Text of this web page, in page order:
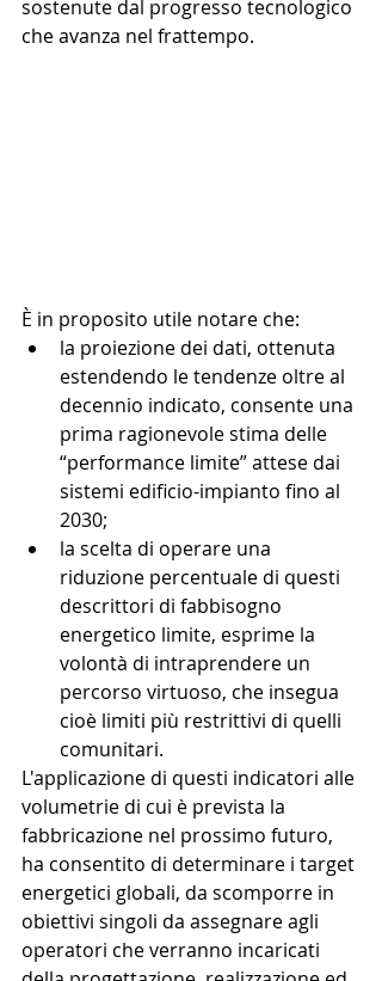
sostenute dal progresso tecnologico
che avanza nel frattempo.
È in proposito utile notare che:
la proiezione dei dati, ottenuta
estendendo le tendenze oltre al
decennio indicato, consente una
prima ragionevole stima delle
“performance limite” attese dai
sistemi edificio-impianto fino al
2030;
la scelta di operare una
riduzione percentuale di questi
descrittori di fabbisogno
energetico limite, esprime la
volontà di intraprendere un
percorso virtuoso, che insegua
cioè limiti più restrittivi di quelli
comunitari.
L'applicazione di questi indicatori alle
volumetrie di cui è prevista la
fabbricazione nel prossimo futuro,
ha consentito di determinare i target
energetici globali, da scomporre in
obiettivi singoli da assegnare agli
operatori che verranno incaricati